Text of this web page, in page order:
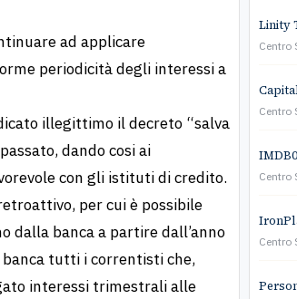
ad applicare
periodicità degli interessi a
illegittimo il decreto “salva
dando cosi ai
con gli istituti di credito.
per cui è possibile
dalla banca a partire dall’anno
tutti i correntisti che,
interessi trimestrali alle
Linity
Centro
Centro
Centro
Centro